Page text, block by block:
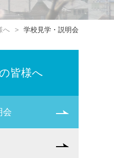
へ 学校見学・説明会
皆様へ
会